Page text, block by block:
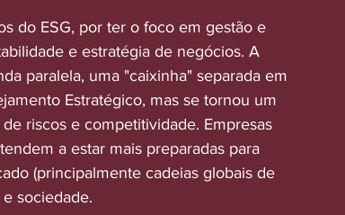
do ESG, por ter o foco em gestão e
e estratégia de negócios. A
paralela, uma "caixinha" separada em
Estratégico, mas se tornou um
riscos e competitividade. Empresas
a estar mais preparadas para
(principalmente cadeias globais de
sociedade.